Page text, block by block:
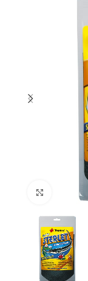
Click to